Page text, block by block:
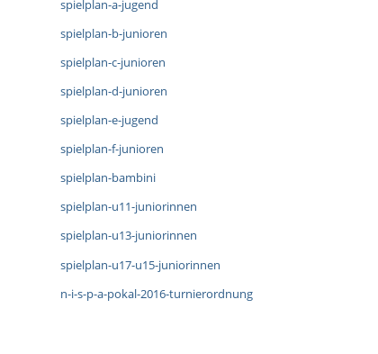
spielplan-a-jugend
spielplan-b-junioren
spielplan-c-junioren
spielplan-d-junioren
spielplan-e-jugend
spielplan-f-junioren
spielplan-bambini
spielplan-u11-juniorinnen
spielplan-u13-juniorinnen
spielplan-u17-u15-juniorinnen
n-i-s-p-a-pokal-2016-turnierordnung